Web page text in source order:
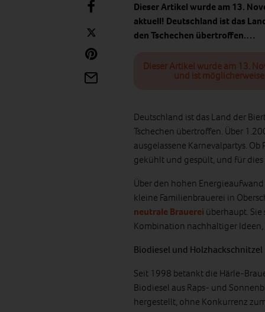
Dieser Artikel wurde am 13.
aktuell! Deutschland ist das
den Tschechen übertroffen.…
Dieser Artikel wurde am 13.
und ist
Deutschland ist das Land der
Tschechen übertroffen. Über
ausgelassene Karnevalpartys.
gekühlt und gespült, und für dies
Über den hohen
kleine Familienbrauerei in
neutrale Brauerei überhaupt.
Kombination nachhaltiger
Biodiesel und Holzhackschnitzel
Seit 1998 betankt die Härle-
Biodiesel aus Raps- und
hergestellt, ohne Konkurrenz